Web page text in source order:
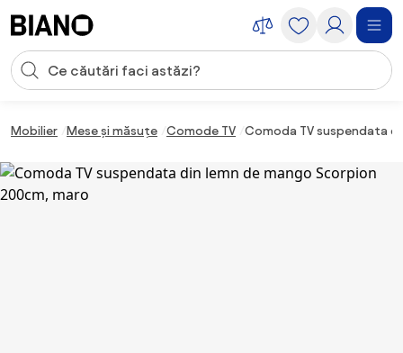
Introducerea căutării
Mobilier Mese și măsuțe Comode TV Comoda TV suspendata